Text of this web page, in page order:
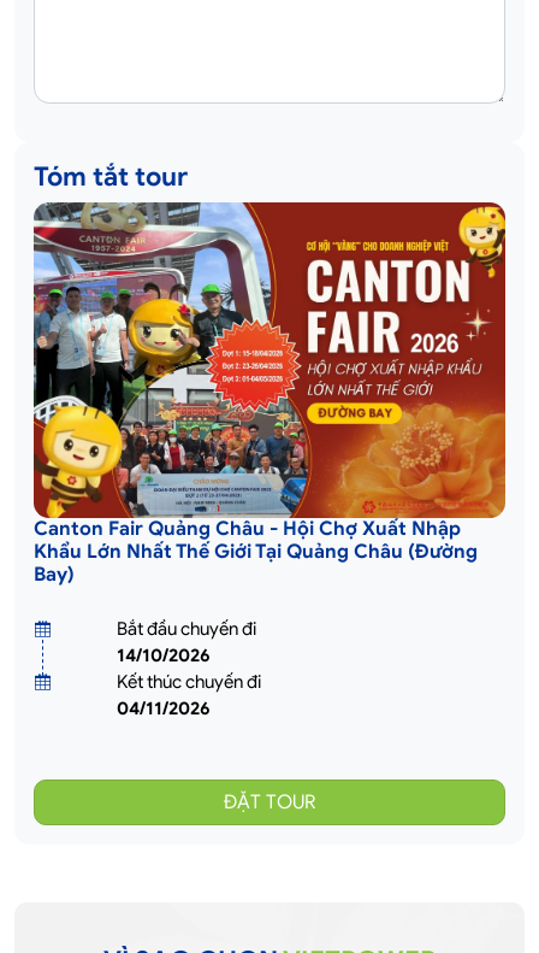
Tóm tắt tour
Canton Fair Quảng Châu - Hội Chợ Xuất Nhập
Khẩu Lớn Nhất Thế Giới Tại Quảng Châu (Đường
Bay)
Bắt đầu chuyến đi
14/10/2026
Kết thúc chuyến đi
04/11/2026